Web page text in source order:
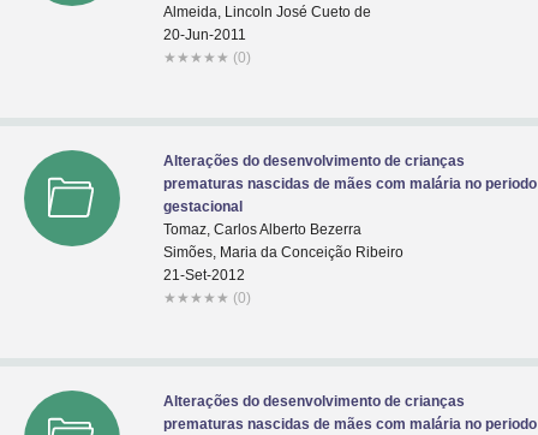
Almeida, Lincoln José Cueto de
20-Jun-2011
★ ★ ★ ★ ★ (0)
Alterações do desenvolvimento de crianças
prematuras nascidas de mães com malária no periodo
gestacional
Tomaz, Carlos Alberto Bezerra
Simões, Maria da Conceição Ribeiro
21-Set-2012
★ ★ ★ ★ ★ (0)
Alterações do desenvolvimento de crianças
prematuras nascidas de mães com malária no periodo